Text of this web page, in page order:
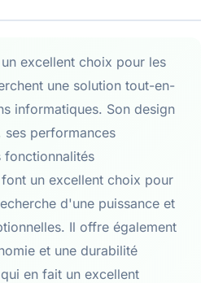
un excellent choix pour les
une solution tout-en-
informatiques. Son design
ses performances
fonctionnalités
un excellent choix pour
d'une puissance et
Il offre également
et une durabilité
en fait un excellent